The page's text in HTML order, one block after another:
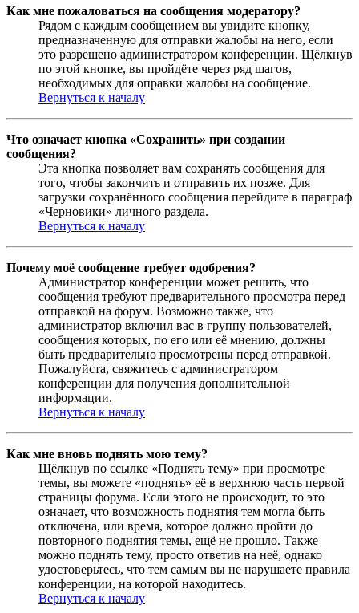
Как мне пожаловаться на сообщения модератору?
Рядом с каждым сообщением вы увидите кнопку,
предназначенную для отправки жалобы на него, если
это разрешено администратором конференции. Щёлкнув
по этой кнопке, вы пройдёте через ряд шагов,
необходимых для оправки жалобы на сообщение.
Вернуться к началу
Что означает кнопка «Сохранить» при создании
сообщения?
Эта кнопка позволяет вам сохранять сообщения для
того, чтобы закончить и отправить их позже. Для
загрузки сохранённого сообщения перейдите в параграф
«Черновики» личного раздела.
Вернуться к началу
Почему моё сообщение требует одобрения?
Администратор конференции может решить, что
сообщения требуют предварительного просмотра перед
отправкой на форум. Возможно также, что
администратор включил вас в группу пользователей,
сообщения которых, по его или её мнению, должны
быть предварительно просмотрены перед отправкой.
Пожалуйста, свяжитесь с администратором
конференции для получения дополнительной
информации.
Вернуться к началу
Как мне вновь поднять мою тему?
Щёлкнув по ссылке «Поднять тему» при просмотре
темы, вы можете «поднять» её в верхнюю часть первой
страницы форума. Если этого не происходит, то это
означает, что возможность поднятия тем могла быть
отключена, или время, которое должно пройти до
повторного поднятия темы, ещё не прошло. Также
можно поднять тему, просто ответив на неё, однако
удостоверьтесь, что тем самым вы не нарушаете правила
конференции, на которой находитесь.
Вернуться к началу